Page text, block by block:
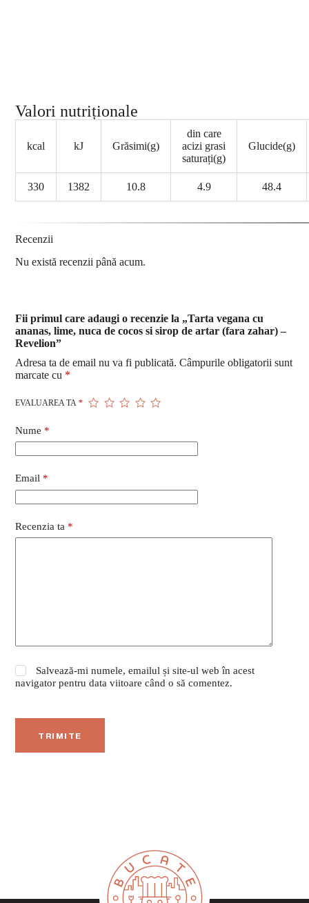
Valori nutriționale
kcal kJ Grăsimi(g)
din care
acizi grasi
saturați(g)
Glucide(g)
330 1382 10.8 4.9 48.4
Recenzii
Nu există recenzii până acum.
Fii primul care adaugi o recenzie la „Tarta vegana cu
ananas, lime, nuca de cocos si sirop de artar (fara zahar) –
Revelion”
Adresa ta de email nu va fi publicată. Câmpurile obligatorii sunt
marcate cu *
EVALUAREA TA*
Nume *
Email *
Recenzia ta *
Salvează-mi numele, emailul și site-ul web în acest
navigator pentru data viitoare când o să comentez.
TRIMITE